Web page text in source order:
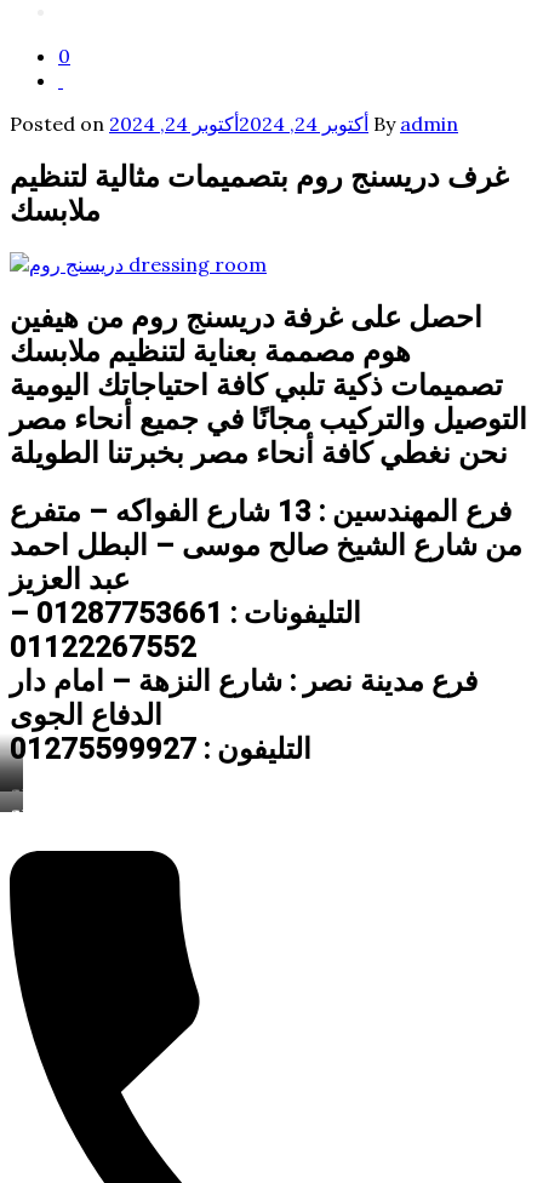
0
Posted on أكتوبر 24, 2024 أكتوبر 24, 2024 By admin
غرف دريسنج روم بتصميمات مثالية لتنظيم
ملابسك
احصل على غرفة دريسنج روم من هيفين
هوم مصممة بعناية لتنظيم ملابسك
تصميمات ذكية تلبي كافة احتياجاتك اليومية
التوصيل والتركيب مجانًا في جميع أنحاء مصر
نحن نغطي كافة أنحاء مصر بخبرتنا الطويلة
فرع المهندسين : 13 شارع الفواكه – متفرع
من شارع الشيخ صالح موسى – البطل احمد
عبد العزيز
التليفونات : 01287753661 –
01122267552
فرع مدينة نصر : شارع النزهة – امام دار
الدفاع الجوى
التليفون : 01275599927
دريسنج
روم
دريسنج